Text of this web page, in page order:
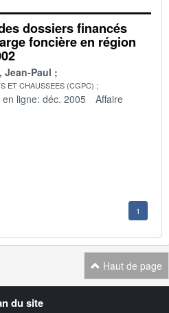
dossiers financés
foncière en région
Jean-Paul
ET CHAUSSEES (CGPC)
en ligne: déc. 2005
Affaire
1
Haut de page
du site